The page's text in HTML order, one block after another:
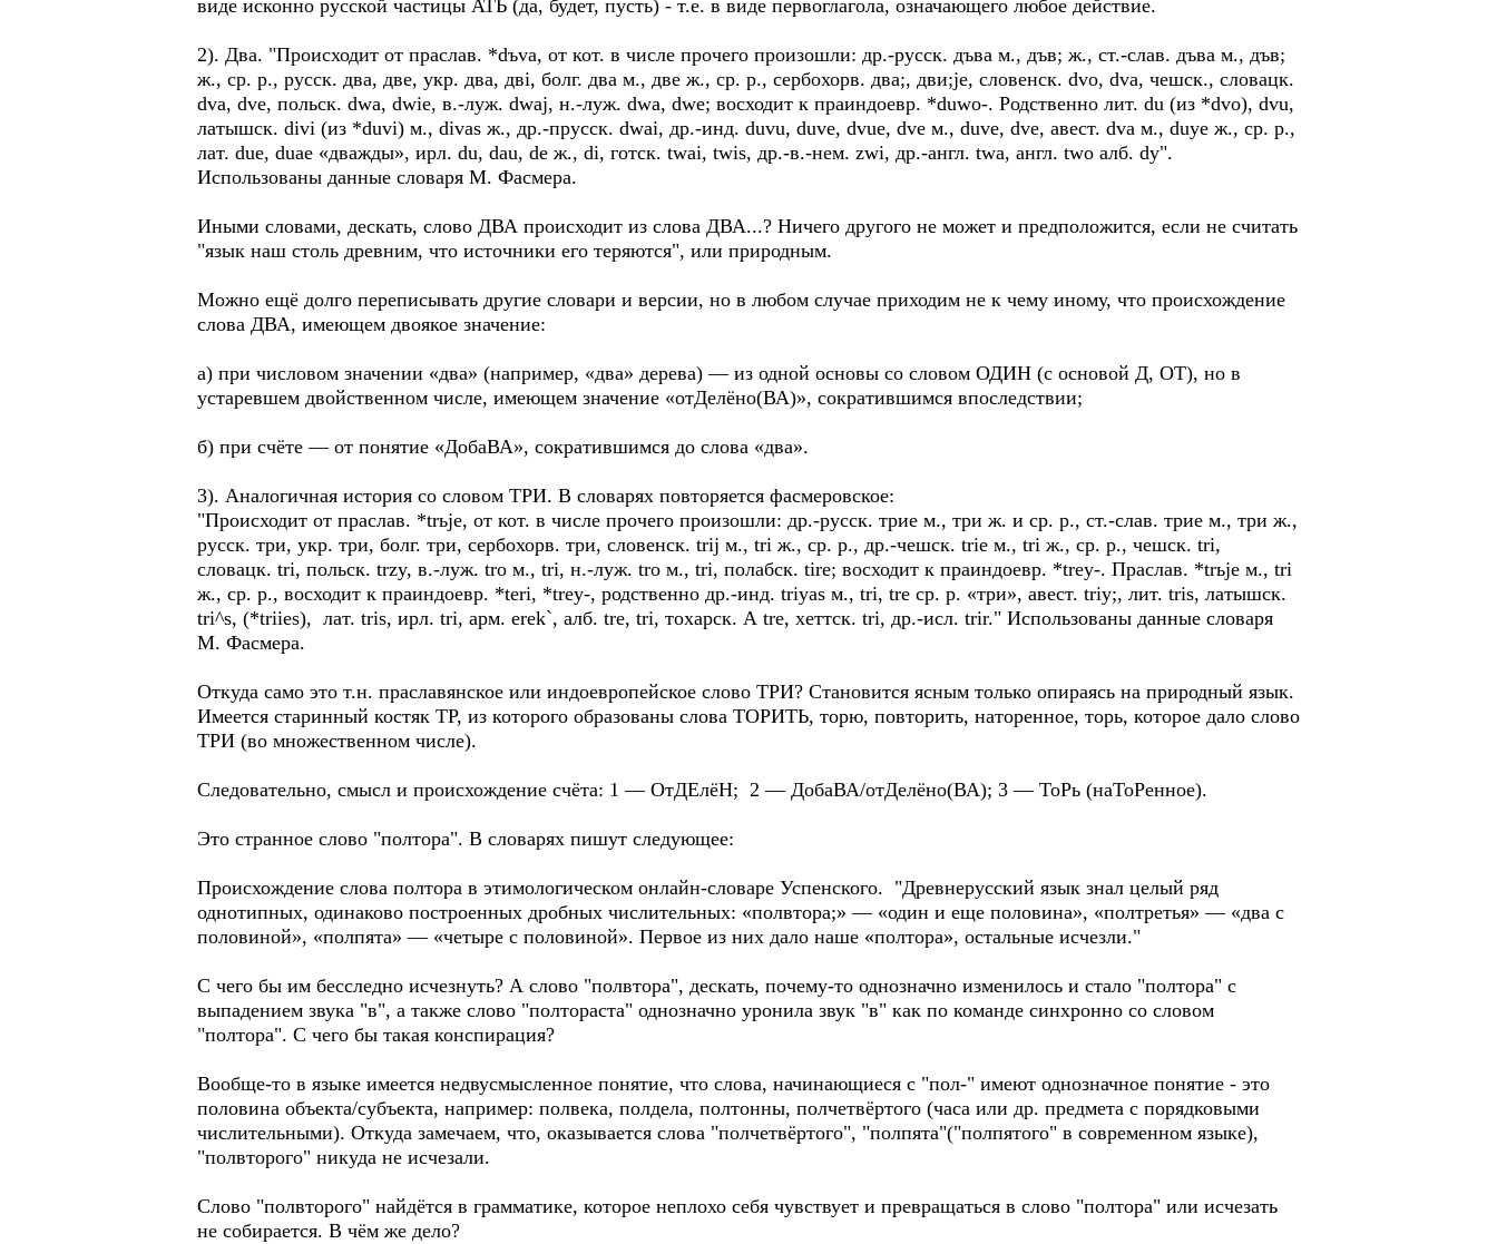
виде исконно русской частицы АТЬ (да, будет, пусть) - т.е. в виде первоглагола, означающего любое действие.
2). Два. "Происходит от праслав. *dъva, от кот. в числе прочего произошли: др.-русск. дъва м., дъв; ж., ст.-слав. дъва м., дъв;
ж., ср. р., русск. два, две, укр. два, дві, болг. два м., две ж., ср. р., сербохорв. два;, дви;jе, словенск. dvo, dva, чешск., словацк.
dva, dve, польск. dwa, dwie, в.-луж. dwaj, н.-луж. dwa, dwe; восходит к праиндоевр. *duwo-. Родственно лит. du (из *dvo), dvu,
латышск. divi (из *duvi) м., divas ж., др.-прусск. dwai, др.-инд. duvu, duve, dvue, dve м., duve, dve, авест. dva м., duye ж., ср. р.,
лат. due, duae «дважды», ирл. du, dau, de ж., di, готск. twai, twis, др.-в.-нем. zwi, др.-англ. twa, англ. two алб. dy".
Использованы данные словаря М. Фасмера.
Иными словами, дескать, слово ДВА происходит из слова ДВА...? Ничего другого не может и предположится, если не считать
"язык наш столь древним, что источники его теряются", или природным.
Можно ещё долго переписывать другие словари и версии, но в любом случае приходим не к чему иному, что происхождение
слова ДВА, имеющем двоякое значение:
а) при числовом значении «два» (например, «два» дерева) — из одной основы со словом ОДИН (с основой Д, ОТ), но в
устаревшем двойственном числе, имеющем значение «отДелёно(ВА)», сократившимся впоследствии;
б) при счёте — от понятие «ДобаВА», сократившимся до слова «два».
3). Аналогичная история со словом ТРИ. В словарях повторяется фасмеровское:
"Происходит от праслав. *trьje, от кот. в числе прочего произошли: др.-русск. трие м., три ж. и ср. р., ст.-слав. трие м., три ж.,
русск. три, укр. три, болг. три, сербохорв. три, словенск. trij м., tri ж., ср. р., др.-чешск. triе м., tri ж., ср. р., чешск. tri,
словацк. tri, польск. trzy, в.-луж. trо м., tri, н.-луж. trо м., tri, полабск. tire; восходит к праиндоевр. *trey-. Праслав. *trьje м., tri
ж., ср. р., восходит к праиндоевр. *teri, *trey-, родственно др.-инд. triyas м., tri, trе ср. р. «три», авест. triу;, лит. tris, латышск.
tri^s, (*triies), лат. tris, ирл. tri, арм. еrеk`, алб. tre, tri, тохарск. А tre, хеттск. tri, др.-исл. trir." Использованы данные словаря
М. Фасмера.
Откуда само это т.н. праславянское или индоевропейское слово ТРИ? Становится ясным только опираясь на природный язык.
Имеется старинный костяк ТР, из которого образованы слова ТОРИТЬ, торю, повторить, наторенное, торь, которое дало слово
ТРИ (во множественном числе).
Следовательно, смысл и происхождение счёта: 1 — ОтДЕлёН; 2 — ДобаВА/отДелёно(ВА); 3 — ТоРь (наТоРенное).
Это странное слово "полтора". В словарях пишут следующее:
Происхождение слова полтора в этимологическом онлайн-словаре Успенского. "Древнерусский язык знал целый ряд
однотипных, одинаково построенных дробных числительных: «полвтора;» — «один и еще половина», «полтретья» — «два с
половиной», «полпята» — «четыре с половиной». Первое из них дало наше «полтора», остальные исчезли."
С чего бы им бесследно исчезнуть? А слово "полвтора", дескать, почему-то однозначно изменилось и стало "полтора" с
выпадением звука "в", а также слово "полтораста" однозначно уронила звук "в" как по команде синхронно со словом
"полтора". С чего бы такая конспирация?
Вообще-то в языке имеется недвусмысленное понятие, что слова, начинающиеся с "пол-" имеют однозначное понятие - это
половина объекта/субъекта, например: полвека, полдела, полтонны, полчетвёртого (часа или др. предмета с порядковыми
числительными). Откуда замечаем, что, оказывается слова "полчетвёртого", "полпята"("полпятого" в современном языке),
"полвторого" никуда не исчезали.
Слово "полвторого" найдётся в грамматике, которое неплохо себя чувствует и превращаться в слово "полтора" или исчезать
не собирается. В чём же дело?